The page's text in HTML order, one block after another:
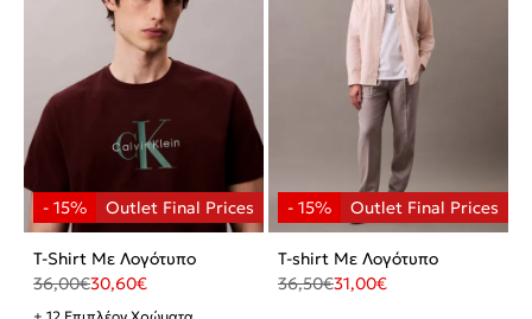
T-Shirt Με Λογότυπο
36,00€30,60€
T-shirt Με Λογότυπο
36,50€31,00€